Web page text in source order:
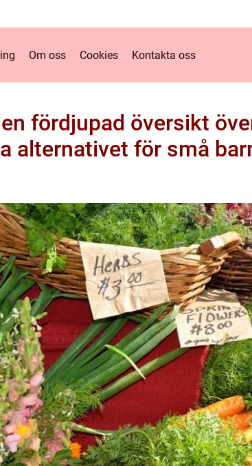
Om oss Cookies Kontakta oss
fördjupad översikt
alternativet för små